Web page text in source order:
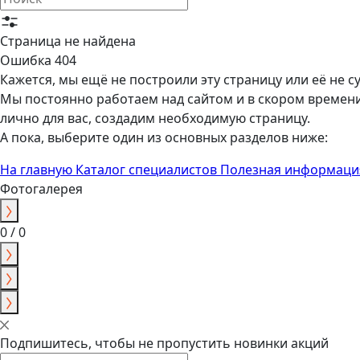
Страница не найдена
Ошибка 404
Кажется, мы ещё не построили эту страницу или её не
Мы постоянно работаем над сайтом и в скором
лично для вас, создадим необходимую страницу.
А пока, выберите один из основных разделов ниже:
На главную Каталог специалистов Полезная
Фотогалерея
0 / 0
Подпишитесь, чтобы не пропустить новинки акций